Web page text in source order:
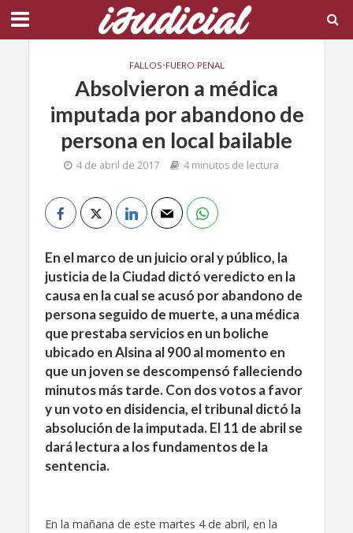
FALLOS•FUERO PENAL
Absolvieron a médica
imputada por abandono de
persona en local bailable
4 de abril de 2017 4 minutos de lectura
En el marco de un juicio oral y público, la
justicia de la Ciudad dictó veredicto en la
causa en la cual se acusó por abandono de
persona seguido de muerte, a una médica
que prestaba servicios en un boliche
ubicado en Alsina al 900 al momento en
que un joven se descompensó falleciendo
minutos más tarde. Con dos votos a favor
y un voto en disidencia, el tribunal dictó la
absolución de la imputada. El 11 de abril se
dará lectura a los fundamentos de la
sentencia.
En la mañana de este martes 4 de abril, en la